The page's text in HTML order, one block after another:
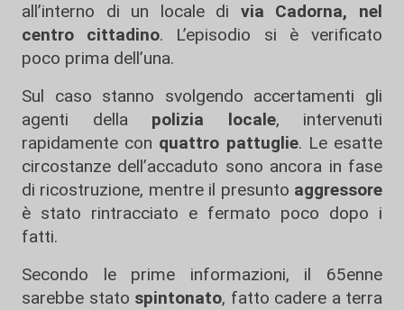
all’interno di un locale di via Cadorna, nel
centro cittadino. L’episodio si è verificato
poco prima dell’una.
Sul caso stanno svolgendo accertamenti gli
agenti della polizia locale, intervenuti
rapidamente con quattro pattuglie. Le esatte
circostanze dell’accaduto sono ancora in fase
di ricostruzione, mentre il presunto aggressore
è stato rintracciato e fermato poco dopo i
fatti.
Secondo le prime informazioni, il 65enne
sarebbe stato spintonato, fatto cadere a terra